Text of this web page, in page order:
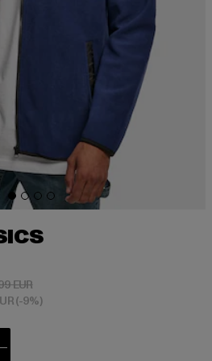
EUR
EURAktionspreis: 49,99 EUR
(-9%)